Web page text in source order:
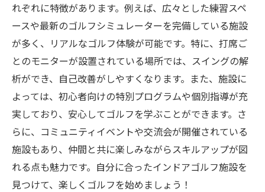
天候に左右されないインドアゴルフの魅力厚木
市での体験
インドアゴルフならではの天候に依存しな
い練習の利点
厚木市で体験できるインドアゴルフの魅力
インドアゴルフでの年間スケジュールの立
て方
厚木市のインドアゴルフでの季節限定プロ
グラム
インドアゴルフで天候の影響を受けない利
れぞれに特徴があります。例えば、広々とした練習スペ
ースや最新のゴルフシミュレーターを完備している施設
が多く、リアルなゴルフ体験が可能です。特に、打席ご
とのモニターが設置されている場所では、スイングの解
析ができ、自己改善がしやすくなります。また、施設に
よっては、初心者向けの特別プログラムや個別指導が充
実しており、安心してゴルフを学ぶことができます。さ
らに、コミュニティイベントや交流会が開催されている
施設もあり、仲間と共に楽しみながらスキルアップが図
れる点も魅力です。自分に合ったインドアゴルフ施設を
見つけて、楽しくゴルフを始めましょう！